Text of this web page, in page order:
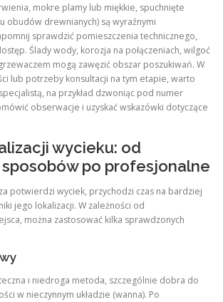
mokre plamy lub miękkie, spuchnięte
obudów drewnianych) są wyraźnymi
sprawdzić pomieszczenia technicznego,
Ślady wody, korozja na połączeniach, wilgoć
mogą zawęzić obszar poszukiwań. W
lub potrzeby konsultacji na tym etapie, warto
na przykład dzwoniąc pod numer
obserwacje i uzyskać wskazówki dotyczące
wycieku: od
po profesjonalne
potwierdzi wyciek, przychodzi czas na bardziej
jego lokalizacji. W zależności od
można zastosować kilka sprawdzonych
i niedroga metoda, szczególnie dobra do
w nieczynnym układzie (wanna). Po